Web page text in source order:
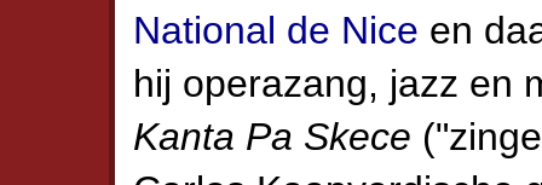
National de Nice en
hij operazang, jazz en
Kanta Pa Skece